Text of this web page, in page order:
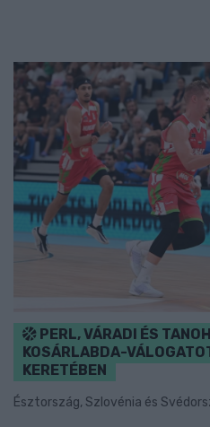
PERL, VÁRADI ÉS
KOSÁRLABDA-
KERETÉBEN
Észtország, Szlovénia és